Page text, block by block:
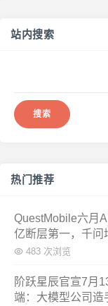
站内搜索
热门推荐
QuestMobile六月
亿断层第一，千问
483 次浏览
阶跃星辰官宣7月
端：大模型公司造